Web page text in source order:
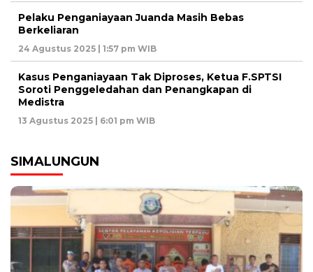
Pelaku Penganiayaan Juanda Masih Bebas
Berkeliaran
24 Agustus 2025 | 1:57 pm WIB
Kasus Penganiayaan Tak Diproses, Ketua F.SPTSI
Soroti Penggeledahan dan Penangkapan di
Medistra
13 Agustus 2025 | 6:01 pm WIB
SIMALUNGUN